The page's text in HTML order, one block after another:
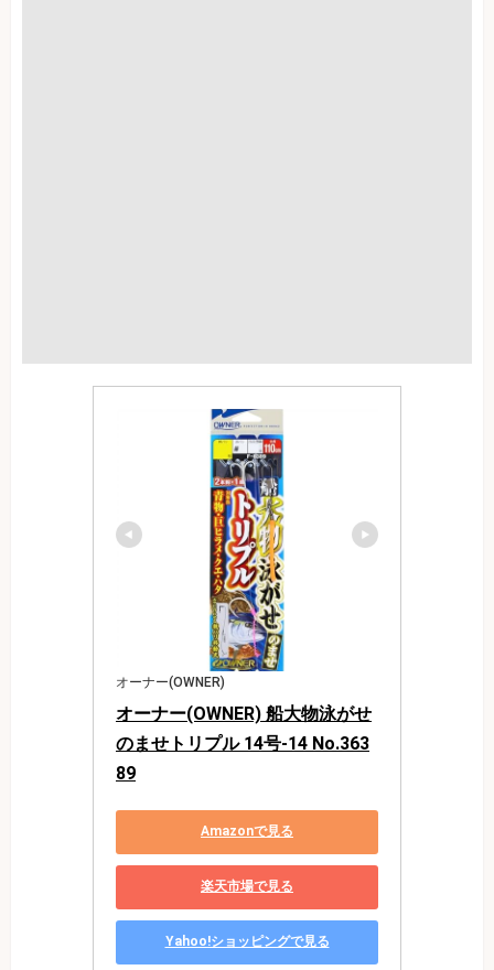
オーナー(OWNER)
オーナー(OWNER) 船大物泳がせ
のませトリプル 14号-14 No.363
89
Amazonで見る
楽天市場で見る
Yahoo!ショッピングで見る